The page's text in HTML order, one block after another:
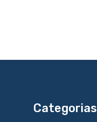
Categorias